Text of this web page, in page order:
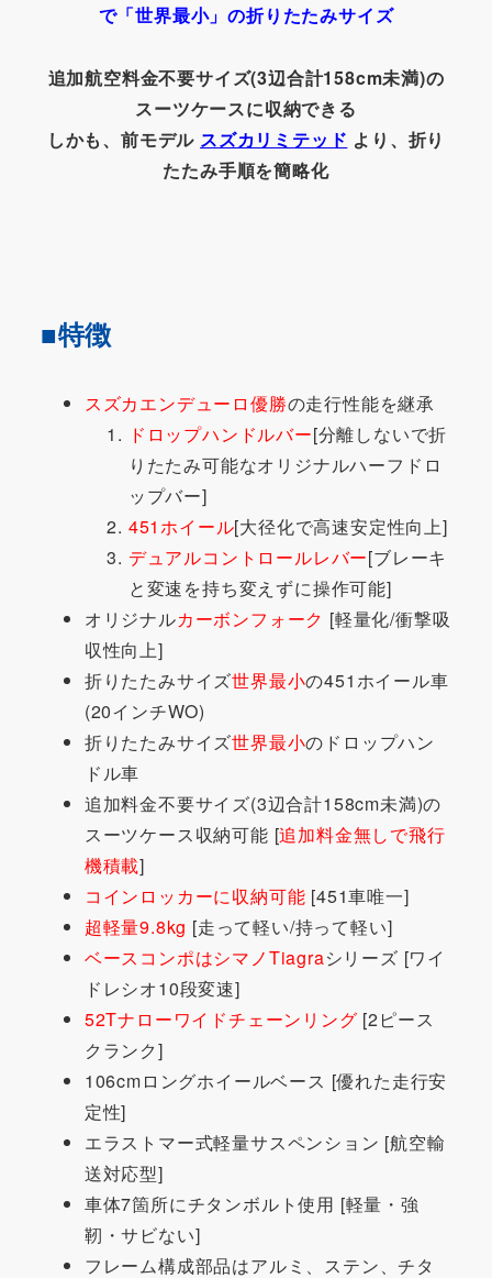
で「世界最小」の折りたたみサイズ
追加航空料金不要サイズ(3辺合計158cm未満)の
スーツケースに収納できる
しかも、前モデル スズカリミテッド より、折り
たたみ手順を簡略化
■特徴
スズカエンデューロ優勝の走行性能を継承
ドロップハンドルバー[分離しないで折
りたたみ可能なオリジナルハーフドロ
ップバー]
451ホイール[大径化で高速安定性向上]
デュアルコントロールレバー[ブレーキ
と変速を持ち変えずに操作可能]
オリジナルカーボンフォーク [軽量化/衝撃吸
収性向上]
折りたたみサイズ世界最小の451ホイール車
(20インチWO)
折りたたみサイズ世界最小のドロップハン
ドル車
追加料金不要サイズ(3辺合計158cm未満)の
スーツケース収納可能 [追加料金無しで飛行
機積載]
コインロッカーに収納可能 [451車唯一]
超軽量9.8kg [走って軽い/持って軽い]
ベースコンポはシマノTiagraシリーズ [ワイ
ドレシオ10段変速]
52Tナローワイドチェーンリング [2ピース
クランク]
106cmロングホイールベース [優れた走行安
定性]
エラストマー式軽量サスペンション [航空輸
送対応型]
車体7箇所にチタンボルト使用 [軽量・強
靭・サビない]
フレーム構成部品はアルミ、ステン、チタ